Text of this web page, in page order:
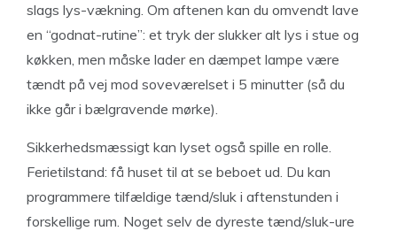
slags lys-vækning. Om aftenen kan du omvendt lave
en “godnat-rutine”: et tryk der slukker alt lys i stue og
køkken, men måske lader en dæmpet lampe være
tændt på vej mod soveværelset i 5 minutter (så du
ikke går i bælgravende mørke).
Sikkerhedsmæssigt kan lyset også spille en rolle.
Ferietilstand: få huset til at se beboet ud. Du kan
programmere tilfældige tænd/sluk i aftenstunden i
forskellige rum. Noget selv de dyreste tænd/sluk-ure